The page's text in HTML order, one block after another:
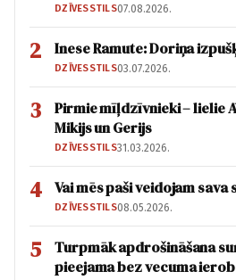
DZĪVESSTILS07.08.2026.
2 Inese Ramute: Doriņa
DZĪVESSTILS03.07.2026.
3
Pirmie mīļdzīvnieki – lielie
Mikijs un Gerijs
DZĪVESSTILS31.03.2026.
4 Vai mēs paši veidojam
DZĪVESSTILS08.05.2026.
5
Turpmāk apdrošināšana
pieejama bez vecuma